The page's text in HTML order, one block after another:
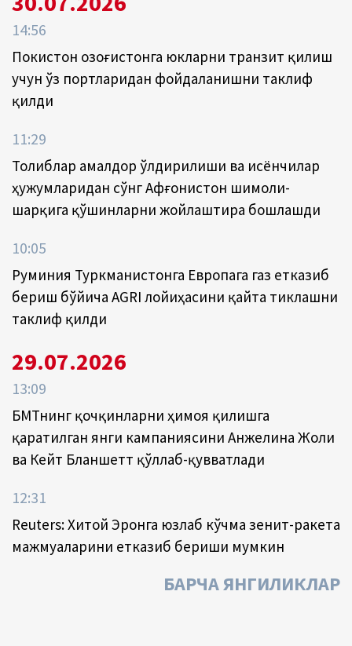
14:56
Покистон Қозоғистонга юкларни транзит қилиш
учун ўз портларидан фойдаланишни таклиф
қилди
11:29
Толиблар амалдор ўлдирилиши ва исёнчилар
ҳужумларидан сўнг Афғонистон шимоли-
шарқига қўшинларни жойлаштира бошлашди
10:05
Руминия Туркманистонга Европага газ етказиб
бериш бўйича AGRI лойиҳасини қайта тиклашни
таклиф қилди
29.07.2026
13:09
БМТнинг қочқинларни ҳимоя қилишга
қаратилган янги кампаниясини Анжелина Жоли
ва Кейт Бланшетт қўллаб-қувватлади
12:31
Reuters: Хитой Эронга юзлаб кўчма зенит-ракета
мажмуаларини етказиб бериши мумкин
БАРЧА ЯНГИЛИКЛАР